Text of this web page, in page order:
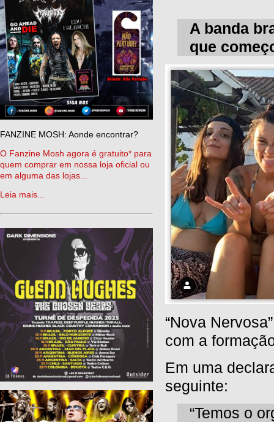
FANZINE MOSH: Aonde encontrar?
O Fanzine Mosh agora é gratuito* para
quem comprar em nossa loja oficial ou
em alguma das lojas...
Leia mais...
A banda
que
“Nova
com a
Em uma
seguinte:
“Temos o